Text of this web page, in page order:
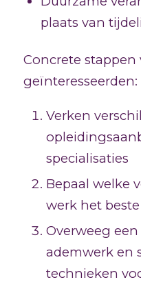
plaats van
Concrete stappen
geïnteresseerden:
Verken
specialisaties
Bepaal welke
werk het
Overweeg
ademwerk en
technieken